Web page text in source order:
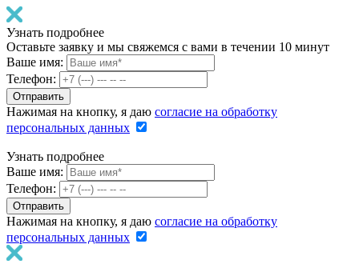
Узнать подробнее
Оставьте заявку и мы свяжемся с вами в течении 10 минут
Ваше имя:
Телефон:
Нажимая на кнопку, я даю согласие на обработку
персональных данных
Узнать подробнее
Ваше имя:
Телефон:
Нажимая на кнопку, я даю согласие на обработку
персональных данных